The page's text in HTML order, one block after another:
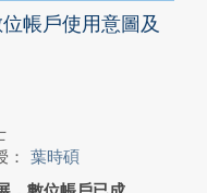
帳戶使用意圖及
： 葉時碩